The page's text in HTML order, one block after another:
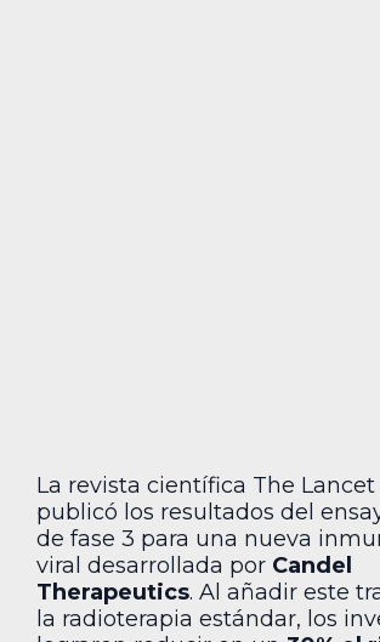
La revista científica The
publicó los resultados del
de fase 3 para una nueva
viral desarrollada por Candel
Therapeutics. Al añadir este
la radioterapia estándar, los